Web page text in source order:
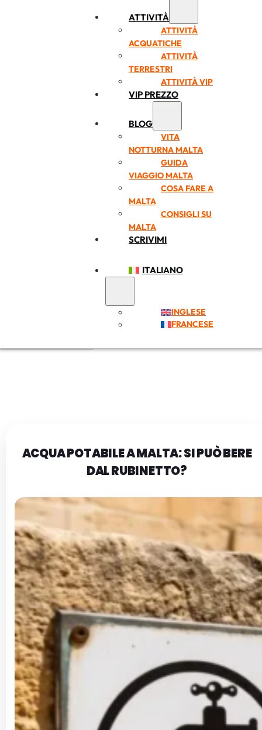
ATTIVITÀ
ATTIVITÀ
ACQUATICHE
ATTIVITÀ
TERRESTRI
ATTIVITÀ VIP
VIP PREZZO
BLOG
VITA
NOTTURNA MALTA
GUIDA
VIAGGIO MALTA
COSA FARE A
MALTA
CONSIGLI SU
MALTA
SCRIVIMI
ITALIANO
INGLESE
FRANCESE
ACQUA POTABILE A MALTA: SI PUÒ BERE
DAL RUBINETTO?